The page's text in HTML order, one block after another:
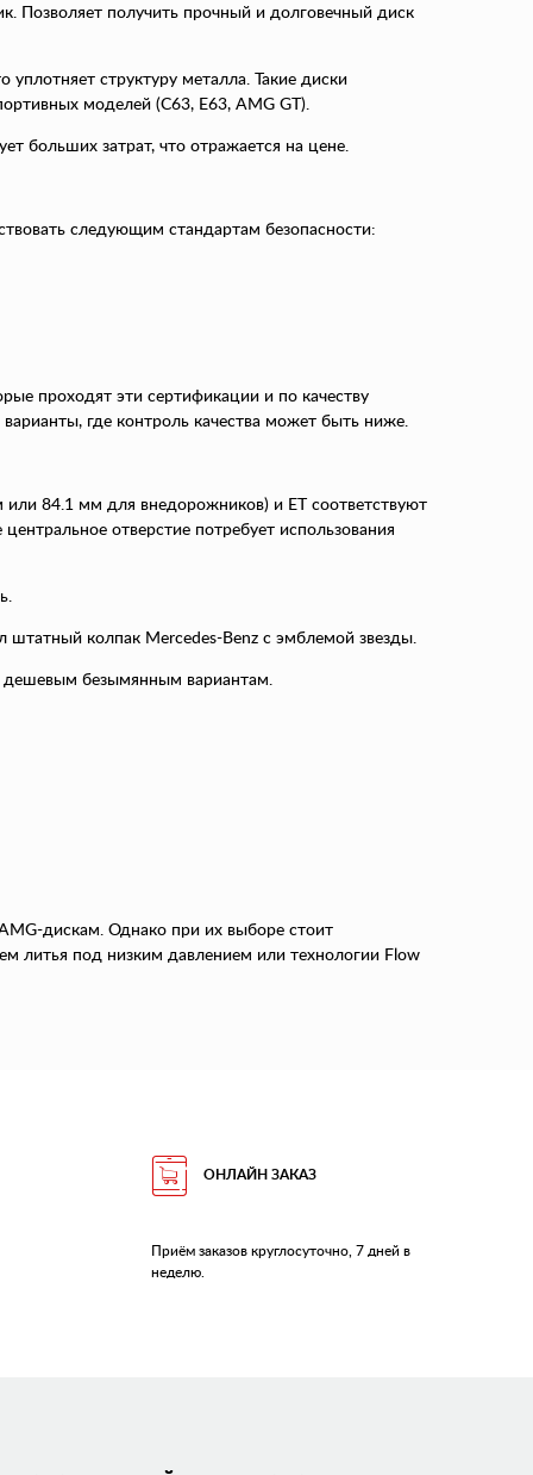
Позволяет получить прочный и долговечный диск
структуру металла. Такие диски
моделей (C63, E63, AMG GT).
больших затрат, что отражается на цене.
следующим стандартам безопасности:
проходят эти сертификации и по качеству
где контроль качества может быть ниже.
или 84.1 мм для внедорожников) и ET соответствуют
отверстие потребует использования
штатный колпак Mercedes-Benz с эмблемой звезды.
дешевым безымянным вариантам.
дискам. Однако при их выборе стоит
литья под низким давлением или технологии Flow
ОНЛАЙН ЗАКАЗ
Приём заказов круглосуточно, 7 дней в
неделю.